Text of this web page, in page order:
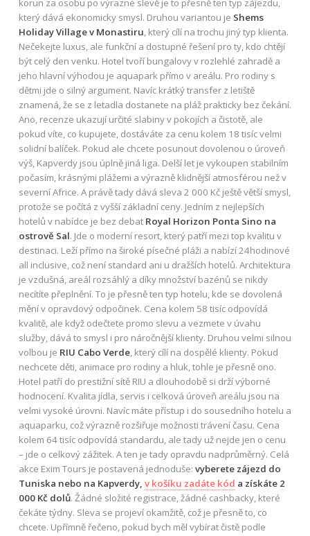
korun za osobu po výrazné slevě je to přesně ten typ zájezdu,
který dává ekonomicky smysl. Druhou variantou je Shems
Holiday Village v Monastiru, který cílí na trochu jiný typ klienta.
Nečekejte luxus, ale funkční a dostupné řešení pro ty, kdo chtějí
být celý den venku. Hotel tvoří bungalovy v rozlehlé zahradě a
jeho hlavní výhodou je aquapark přímo v areálu. Pro rodiny s
dětmi jde o silný argument. Navíc krátký transfer z letiště
znamená, že se z letadla dostanete na pláž prakticky bez čekání.
Ano, recenze ukazují určité slabiny v pokojích a čistotě, ale
pokud víte, co kupujete, dostáváte za cenu kolem 18 tisíc velmi
solidní balíček. Pokud ale chcete posunout dovolenou o úroveň
výš, Kapverdy jsou úplně jiná liga. Delší let je vykoupen stabilním
počasím, krásnými plážemi a výrazně klidnější atmosférou než v
severní Africe. A právě tady dává sleva 2 000 Kč ještě větší smysl,
protože se počítá z vyšší základní ceny. Jedním z nejlepších
hotelů v nabídce je bez debat Royal Horizon Ponta Sino na
ostrově Sal. Jde o moderní resort, který patří mezi top kvalitu v
destinaci. Leží přímo na široké písečné pláži a nabízí 24hodinové
all inclusive, což není standard ani u dražších hotelů. Architektura
je vzdušná, areál rozsáhlý a díky množství bazénů se nikdy
necítíte přeplnění. To je přesně ten typ hotelu, kde se dovolená
mění v opravdový odpočinek. Cena kolem 58 tisíc odpovídá
kvalitě, ale když odečtete promo slevu a vezmete v úvahu
služby, dává to smysl i pro náročnější klienty. Druhou velmi silnou
volbou je RIU Cabo Verde, který cílí na dospělé klienty. Pokud
nechcete děti, animace pro rodiny a hluk, tohle je přesně ono.
Hotel patří do prestižní sítě RIU a dlouhodobě si drží výborné
hodnocení. Kvalita jídla, servis i celková úroveň areálu jsou na
velmi vysoké úrovni. Navíc máte přístup i do sousedního hotelu a
aquaparku, což výrazně rozšiřuje možnosti trávení času. Cena
kolem 64 tisíc odpovídá standardu, ale tady už nejde jen o cenu
– jde o celkový zážitek. A ten je tady opravdu nadprůměrný. Celá
akce Exim Tours je postavená jednoduše: vyberete zájezd do
Tuniska nebo na Kapverdy, v košíku zadáte kód a získáte 2
000 Kč dolů. Žádné složité registrace, žádné cashbacky, které
čekáte týdny. Sleva se projeví okamžitě, což je přesně to, co
chcete. Upřímně řečeno, pokud bych měl vybírat čistě podle